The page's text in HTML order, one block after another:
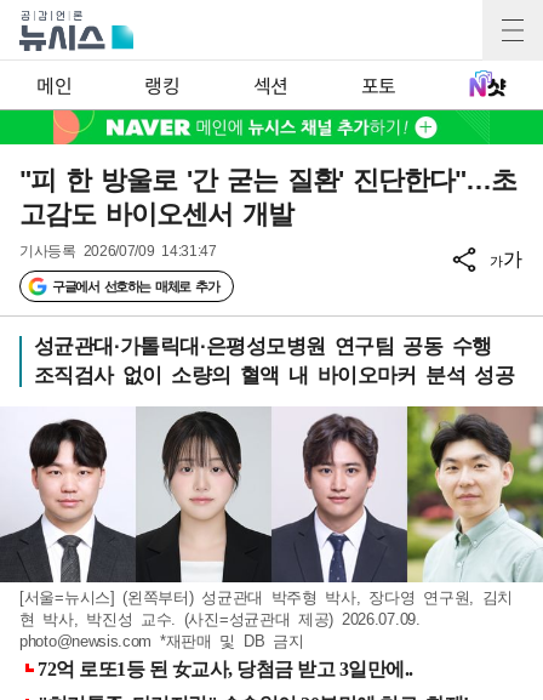
메인 랭킹 섹션 포토
"피 한 방울로 '간 굳는 질환' 진단한다"…초
고감도 바이오센서 개발
기사등록 2026/07/09 14:31:47
구글에서 선호하는 매체로 추가
가가
성균관대·가톨릭대·은평성모병원 연구팀 공동 수행
조직검사 없이 소량의 혈액 내 바이오마커 분석 성공
[서울=뉴시스] (왼쪽부터) 성균관대 박주형 박사, 장다영 연구원, 김치
현 박사, 박진성 교수. (사진=성균관대 제공) 2026.07.09.
photo@newsis.com *재판매 및 DB 금지